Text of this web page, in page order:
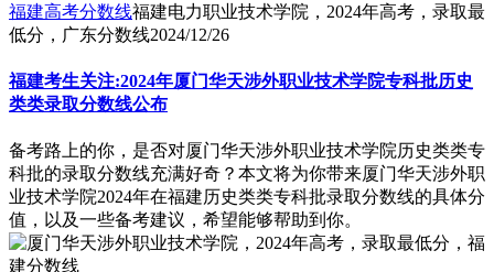
福建高考分数线福建电力职业技术学院，2024年高考，录取最
低分，广东分数线2024/12/26
福建考生关注:2024年厦门华天涉外职业技术学院专科批历史
类类录取分数线公布
备考路上的你，是否对厦门华天涉外职业技术学院历史类类专
科批的录取分数线充满好奇？本文将为你带来厦门华天涉外职
业技术学院2024年在福建历史类类专科批录取分数线的具体分
值，以及一些备考建议，希望能够帮助到你。